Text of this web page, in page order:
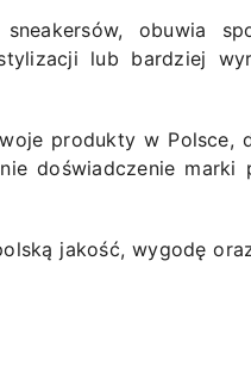
obuwia
lub bardziej
produkty w Polsce,
doświadczenie marki
jakość, wygodę